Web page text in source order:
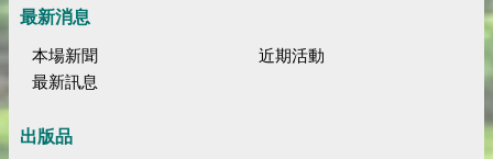
最新消息
本場新聞
近期活動
最新訊息
出版品